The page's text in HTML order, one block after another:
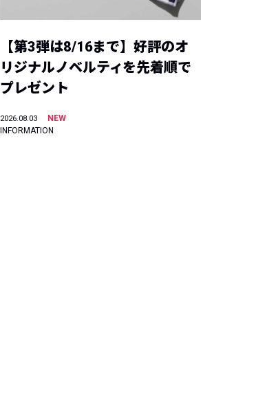
【第3弾は8/16まで】好評のオ
リジナルノベルティを先着順で
プレゼント
2026.08.03
NEW
INFORMATION